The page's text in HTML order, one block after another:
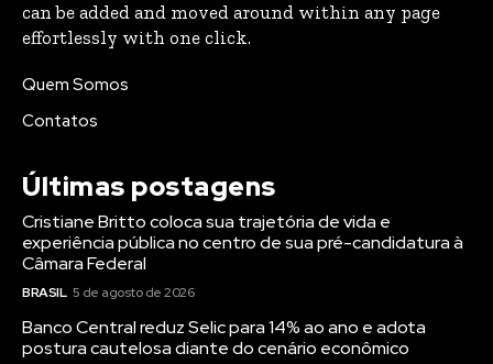
can be added and moved around within any page
effortlessly with one click.
Quem Somos
Contatos
Últimas postagens
Cristiane Britto coloca sua trajetória de vida e
experiência pública no centro de sua pré-candidatura à
Câmara Federal
BRASIL 5 de agosto de 2026
Banco Central reduz Selic para 14% ao ano e adota
postura cautelosa diante do cenário econômico